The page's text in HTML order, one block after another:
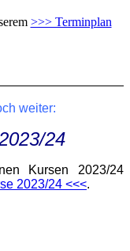
>>> Terminplan
weiter:
24
Kursen 2023/24
2023/24 <<<.